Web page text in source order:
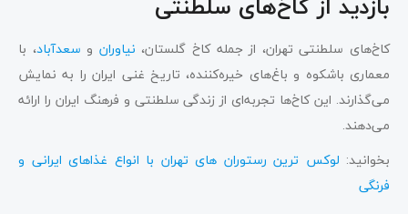
کاخ‌های سلطنتی تهران، از جمله کاخ گلستان، نیاوران و سعدآباد، با
معماری باشکوه و باغ‌های خیره‌کننده، تاریخ غنی ایران را به نمایش
می‌گذارند. این کاخ‌ها تجربه‌ای از زندگی سلطنتی و فرهنگ ایران را ارائه
می‌دهند.
بخوانید: لوکس ترین رستوران های تهران با انواع غذاهای ایرانی و
فرنگی